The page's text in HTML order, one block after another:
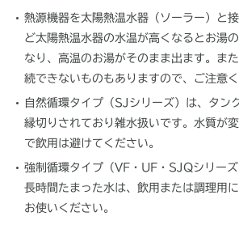
熱源機器を太陽熱温水器（ソーラー）と
ど太陽熱温水器の水温が高くなるとお湯
なり、高温のお湯がそのまま出ます。ま
続できないものもありますので、ご注意く
自然循環タイプ（SJシリーズ）は、タン
縁切りされており雑水扱いです。水質が
で飲用は避けてください。
強制循環タイプ（VF・UF・SJQシリー
長時間たまった水は、飲用または調理用
お使いください。